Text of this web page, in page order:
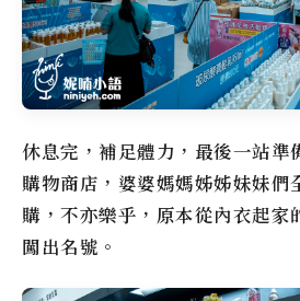
休息完，補足體力，最後一站準
購物商店，婆婆媽媽姊姊妹妹們
購，不亦樂乎，原本從內衣起家
闖出名號。